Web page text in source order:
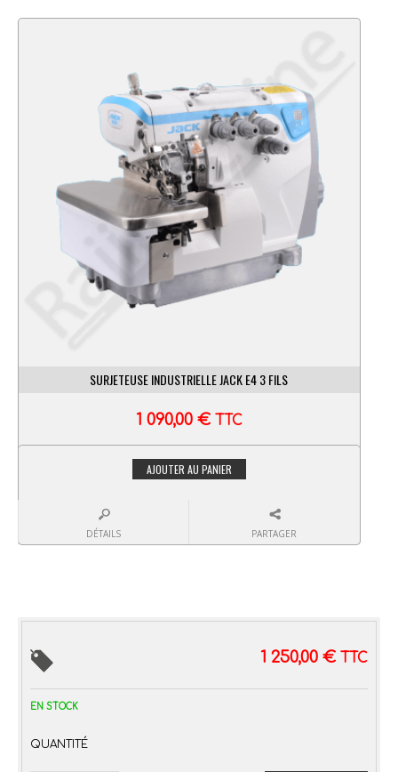
SURJETEUSE INDUSTRIELLE JACK E4 3 FILS
1 090,00 € TTC
AJOUTER AU PANIER
DÉTAILS PARTAGER
1 250,00 € TTC
EN STOCK
QUANTITÉ